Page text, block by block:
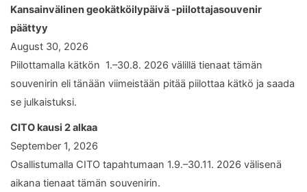
Kansainvälinen geokätköilypäivä -piilottajasouvenir
päättyy
August 30, 2026
Piilottamalla kätkön 1.–30.8. 2026 välillä tienaat tämän
souvenirin eli tänään viimeistään pitää piilottaa kätkö ja saada
se julkaistuksi.
CITO kausi 2 alkaa
September 1, 2026
Osallistumalla CITO tapahtumaan 1.9.–30.11. 2026 välisenä
aikana tienaat tämän souvenirin.